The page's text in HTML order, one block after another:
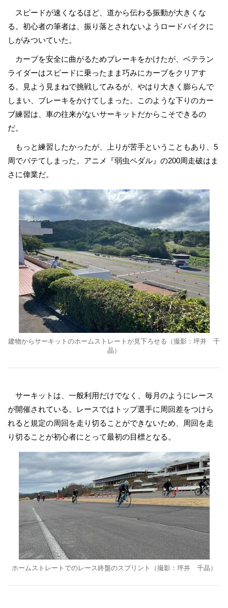
スピードが速くなるほど、道から伝わる振動が大きくな
る。初心者の筆者は、振り落とされないようロードバイクに
しがみついていた。
カーブを安全に曲がるためブレーキをかけたが、ベテラン
ライダーはスピードに乗ったまま巧みにカーブをクリアす
る。見よう見まねで挑戦してみるが、やはり大きく膨らんで
しまい、ブレーキをかけてしまった。このような下りのカー
ブ練習は、車の往来がないサーキットだからこそできるの
だ。
もっと練習したかったが、上りが苦手ということもあり、5
周でバテてしまった。アニメ『弱虫ペダル』の200周走破はま
さに偉業だ。
建物からサーキットのホームストレートが見下ろせる（撮影：坪井 千
晶）
サーキットは、一般利用だけでなく、毎月のようにレース
が開催されている。レースではトップ選手に周回差をつけら
れると規定の周回を走り切ることができないため、周回を走
り切ることが初心者にとって最初の目標となる。
ホームストレートでのレース終盤のスプリント（撮影：坪井 千晶）